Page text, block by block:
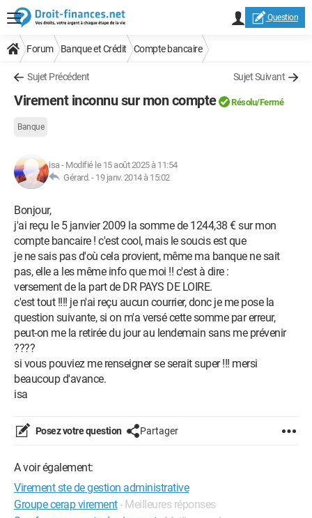
Question
Forum Banque et Crédit Compte bancaire
Sujet Précédent Sujet Suivant
Virement inconnu sur mon compte Résolu/Fermé
Banque
isa- Modifié le 15 août 2025 à 11:54
Gérard. - 19 janv. 2014 à 15:02
Bonjour,
j'ai reçu le 5 janvier 2009 la somme de 1244,38 € sur mon
compte bancaire ! c'est cool, mais le soucis est que
je ne sais pas d'où cela provient, même ma banque ne sait
pas, elle a les même info que moi !! c'est à dire :
versement de la part de DR PAYS DE LOIRE.
c'est tout !!!! je n'ai reçu aucun courrier, donc je me pose la
question suivante, si on m'a versé cette somme par erreur,
peut-on me la retirée du jour au lendemain sans me prévenir
????
si vous pouviez me renseigner se serait super !!! mersi
beaucoup d'avance.
isa
Posez votre question Partager
A voir également:
Virement ste de gestion administrative
Groupe cerap virement- Meilleures réponses